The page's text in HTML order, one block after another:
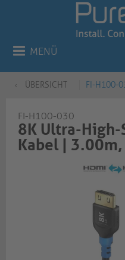
MENÜ
ÜBERSICHT FI-H100-
FI-H100-030
8K Ultra-High-
Kabel |